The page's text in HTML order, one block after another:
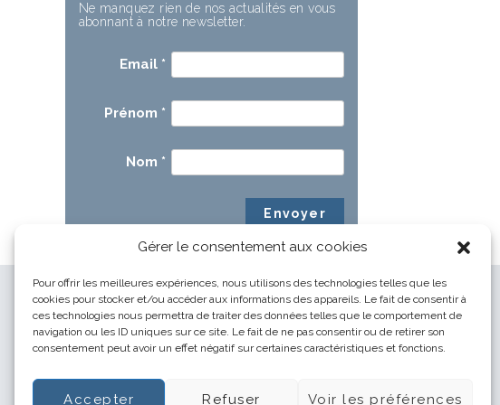
Gérer le consentement aux cookies
Pour offrir les meilleures expériences, nous utilisons des technologies telles que les
cookies pour stocker et/ou accéder aux informations des appareils. Le fait de consentir à
ces technologies nous permettra de traiter des données telles que le comportement de
navigation ou les ID uniques sur ce site. Le fait de ne pas consentir ou de retirer son
consentement peut avoir un effet négatif sur certaines caractéristiques et fonctions.
Accepter Refuser Voir les préférences
Ne manquez rien de nos actualités en vous
abonnant à notre newsletter.
Email *
Prénom *
Nom *